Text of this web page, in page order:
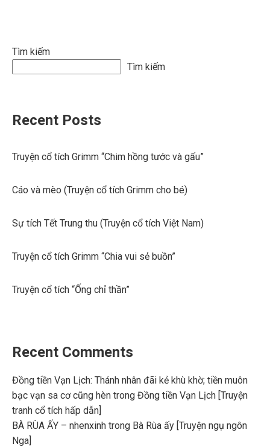
Tìm kiếm
Tìm kiếm
Recent Posts
Truyện cổ tích Grimm “Chim hồng tước và gấu”
Cáo và mèo (Truyện cổ tích Grimm cho bé)
Sự tích Tết Trung thu (Truyện cổ tích Việt Nam)
Truyện cổ tích Grimm “Chia vui sẻ buồn”
Truyện cổ tích “Ống chỉ thần”
Recent Comments
Đồng tiền Vạn Lịch: Thánh nhân đãi kẻ khù khờ; tiền muôn
bạc vạn sa cơ cũng hèn trong Đồng tiền Vạn Lịch [Truyện
tranh cổ tích hấp dẫn]
BÀ RÙA ẤY – nhenxinh trong Bà Rùa ấy [Truyện ngụ ngôn
Nga]